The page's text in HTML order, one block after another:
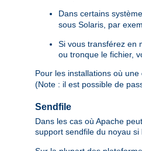
Dans certains
sous Solaris, par
Si vous transférez en
ou tronque le fichier,
Pour les installations où
(Note : il est possible de
Sendfile
Dans les cas où Apache
support sendfile du noyau